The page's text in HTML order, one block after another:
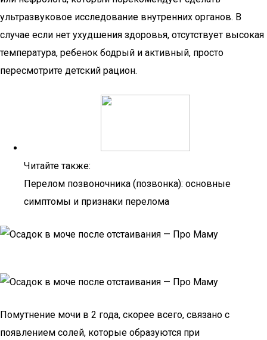
ультразвуковое исследование внутренних органов. В
случае если нет ухудшения здоровья, отсутствует высокая
температура, ребенок бодрый и активный, просто
пересмотрите детский рацион.
Читайте также:
Перелом позвоночника (позвонка): основные
симптомы и признаки перелома
Помутнение мочи в 2 года, скорее всего, связано с
появлением солей, которые образуются при